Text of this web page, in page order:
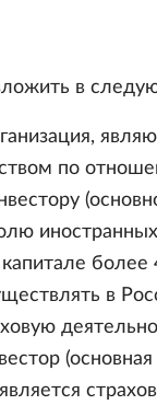
в
по
иностранных
более
в
(основная